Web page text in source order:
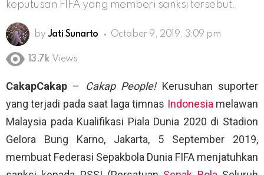
keputusan FIFA yang memberi sanksi tersebut.
by Jati Sunarto October 9, 2019, 3:09 pm
13.7k Views
CakapCakap – Cakap People!Kerusuhan suporter
yang terjadi pada saat laga timnas Indonesiamelawan
Malaysia pada Kualifikasi Piala Dunia 2020 di Stadion
Gelora Bung Karno, Jakarta, 5 September 2019,
membuat Federasi Sepakbola Dunia FIFA menjatuhkan